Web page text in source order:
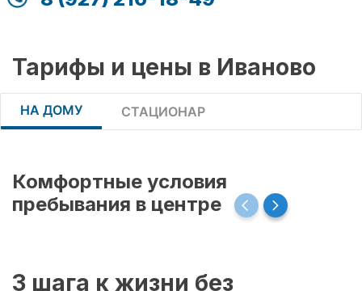
Тарифы и цены в Иваново
НА ДОМУ СТАЦИОНАР
Комфортные условия
пребывания в центре
3 шага к жизни без